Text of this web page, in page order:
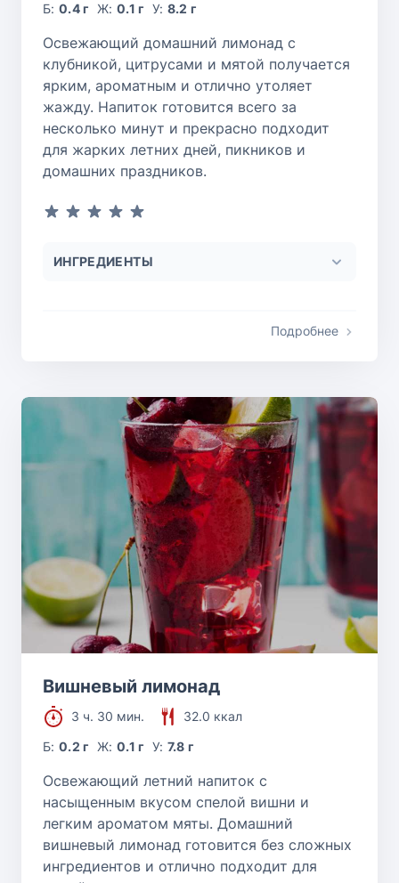
Б:0.4 г Ж: 0.1 г У: 8.2 г
Освежающий домашний лимонад с
клубникой, цитрусами и мятой получается
ярким, ароматным и отлично утоляет
жажду. Напиток готовится всего за
несколько минут и прекрасно подходит
для жарких летних дней, пикников и
домашних праздников.
ИНГРЕДИЕНТЫ
Подробнее
Вишневый лимонад
3 ч. 30 мин.
32.0 ккал
Б:0.2 г Ж: 0.1 г У: 7.8 г
Освежающий летний напиток с
насыщенным вкусом спелой вишни и
легким ароматом мяты. Домашний
вишневый лимонад готовится без сложных
ингредиентов и отлично подходит для